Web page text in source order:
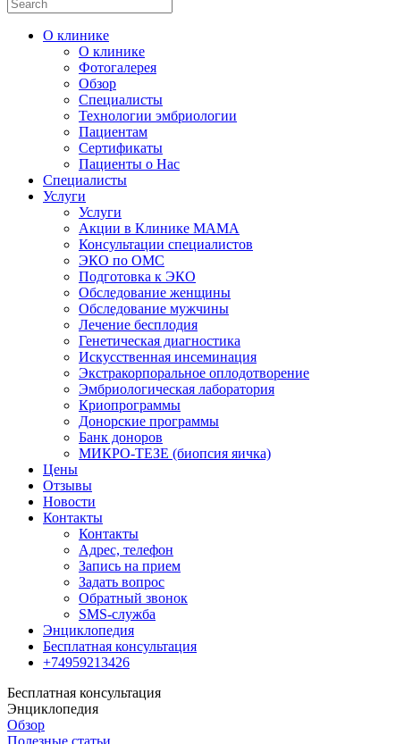
О клинике
О клинике
Фотогалерея
Обзор
Специалисты
Технологии эмбриологии
Пациентам
Сертификаты
Пациенты о Нас
Специалисты
Услуги
Услуги
Акции в Клинике МАМА
Консультации специалистов
ЭКО по ОМС
Подготовка к ЭКО
Обследование женщины
Обследование мужчины
Лечение бесплодия
Генетическая диагностика
Искусственная инсеминация
Экстракорпоральное оплодотворение
Эмбриологическая лаборатория
Криопрограммы
Донорские программы
Банк доноров
МИКРО-ТЕЗЕ (биопсия яичка)
Цены
Отзывы
Новости
Контакты
Контакты
Адрес, телефон
Запись на прием
Задать вопрос
Обратный звонок
SMS-служба
Энциклопедия
Бесплатная консультация
+74959213426
Бесплатная консультация
Энциклопедия
Обзор
Полезные статьи